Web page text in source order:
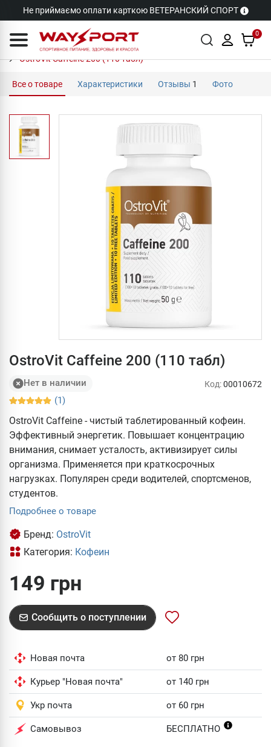
Не приймаємо оплати карткою ВЕТЕРАНСКИЙ СПОРТ
0
OstroVit Caffeine 200 (110 табл)
Все о товаре Характеристики Отзывы 1 Фото
OstroVit Caffeine 200 (110 табл)
Нет в наличии
(1)
Код:00010672
OstroVit Caffeine - чистый таблетированный кофеин.
Эффективный энергетик. Повышает концентрацию
внимания, снимает усталость, активизирует силы
организма. Применяется при краткосрочных
нагрузках. Популярен среди водителей, спортсменов,
студентов.
Подробнее о товаре
Бренд: OstroVit
Категория: Кофеин
149 грн
Сообщить о поступлении
Новая почта от 80 грн
Курьер "Новая почта" от 140 грн
Укр почта от 60 грн
Самовывоз БЕСПЛАТНО